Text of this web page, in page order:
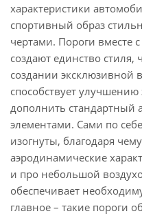
характеристики
спортивный образ
чертами. Пороги вместе
создают единство
создании эксклюзивной
способствует улучшению
дополнить
элементами. Сами по
изогнуты, благодаря
аэродинамические
и про небольшой
обеспечивает
главное – такие пороги